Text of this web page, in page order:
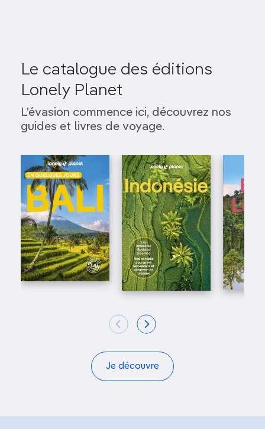
Le catalogue des éditions
Lonely Planet
L’évasion commence ici, découvrez nos
guides et livres de voyage.
Je découvre